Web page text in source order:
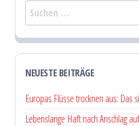
Suchen
nach:
NEUESTE BEITRÄGE
Europas Flüsse trocknen aus: Das
Lebenslange Haft nach Anschlag